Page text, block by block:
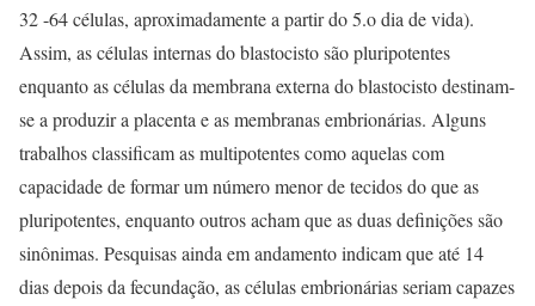
32 -64 células, aproximadamente a partir do 5.o dia de vida).
Assim, as células internas do blastocisto são pluripotentes
enquanto as células da membrana externa do blastocisto destinam-
se a produzir a placenta e as membranas embrionárias. Alguns
trabalhos classificam as multipotentes como aquelas com
capacidade de formar um número menor de tecidos do que as
pluripotentes, enquanto outros acham que as duas definições são
sinônimas. Pesquisas ainda em andamento indicam que até 14
dias depois da fecundação, as células embrionárias seriam capazes